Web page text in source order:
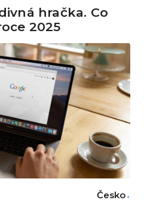
hračka. Co
2025
Česko